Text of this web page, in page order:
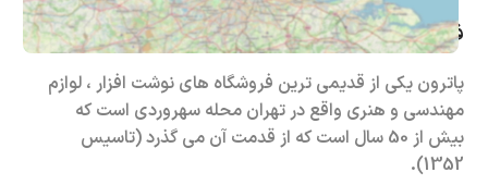
فروشگاه حضوری – اینترنتی پاترون
پاترون یکی از قدیمی ترین فروشگاه های نوشت افزار ، لوازم
مهندسی و هنری واقع در تهران محله سهروردی است که
بیش از 50 سال است که از قدمت آن می گذرد (تاسیس
1352).